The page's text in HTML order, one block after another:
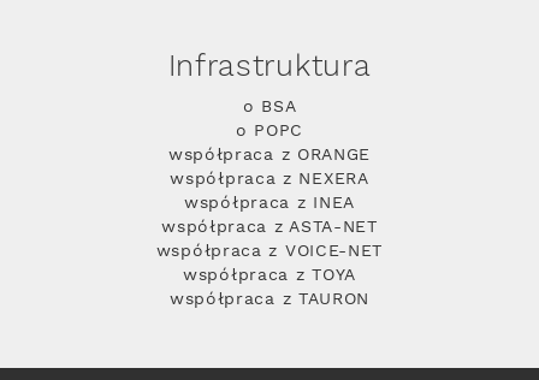
Infrastruktura
o BSA
o POPC
współpraca z ORANGE
współpraca z NEXERA
współpraca z INEA
współpraca z ASTA-NET
współpraca z VOICE-NET
współpraca z TOYA
współpraca z TAURON